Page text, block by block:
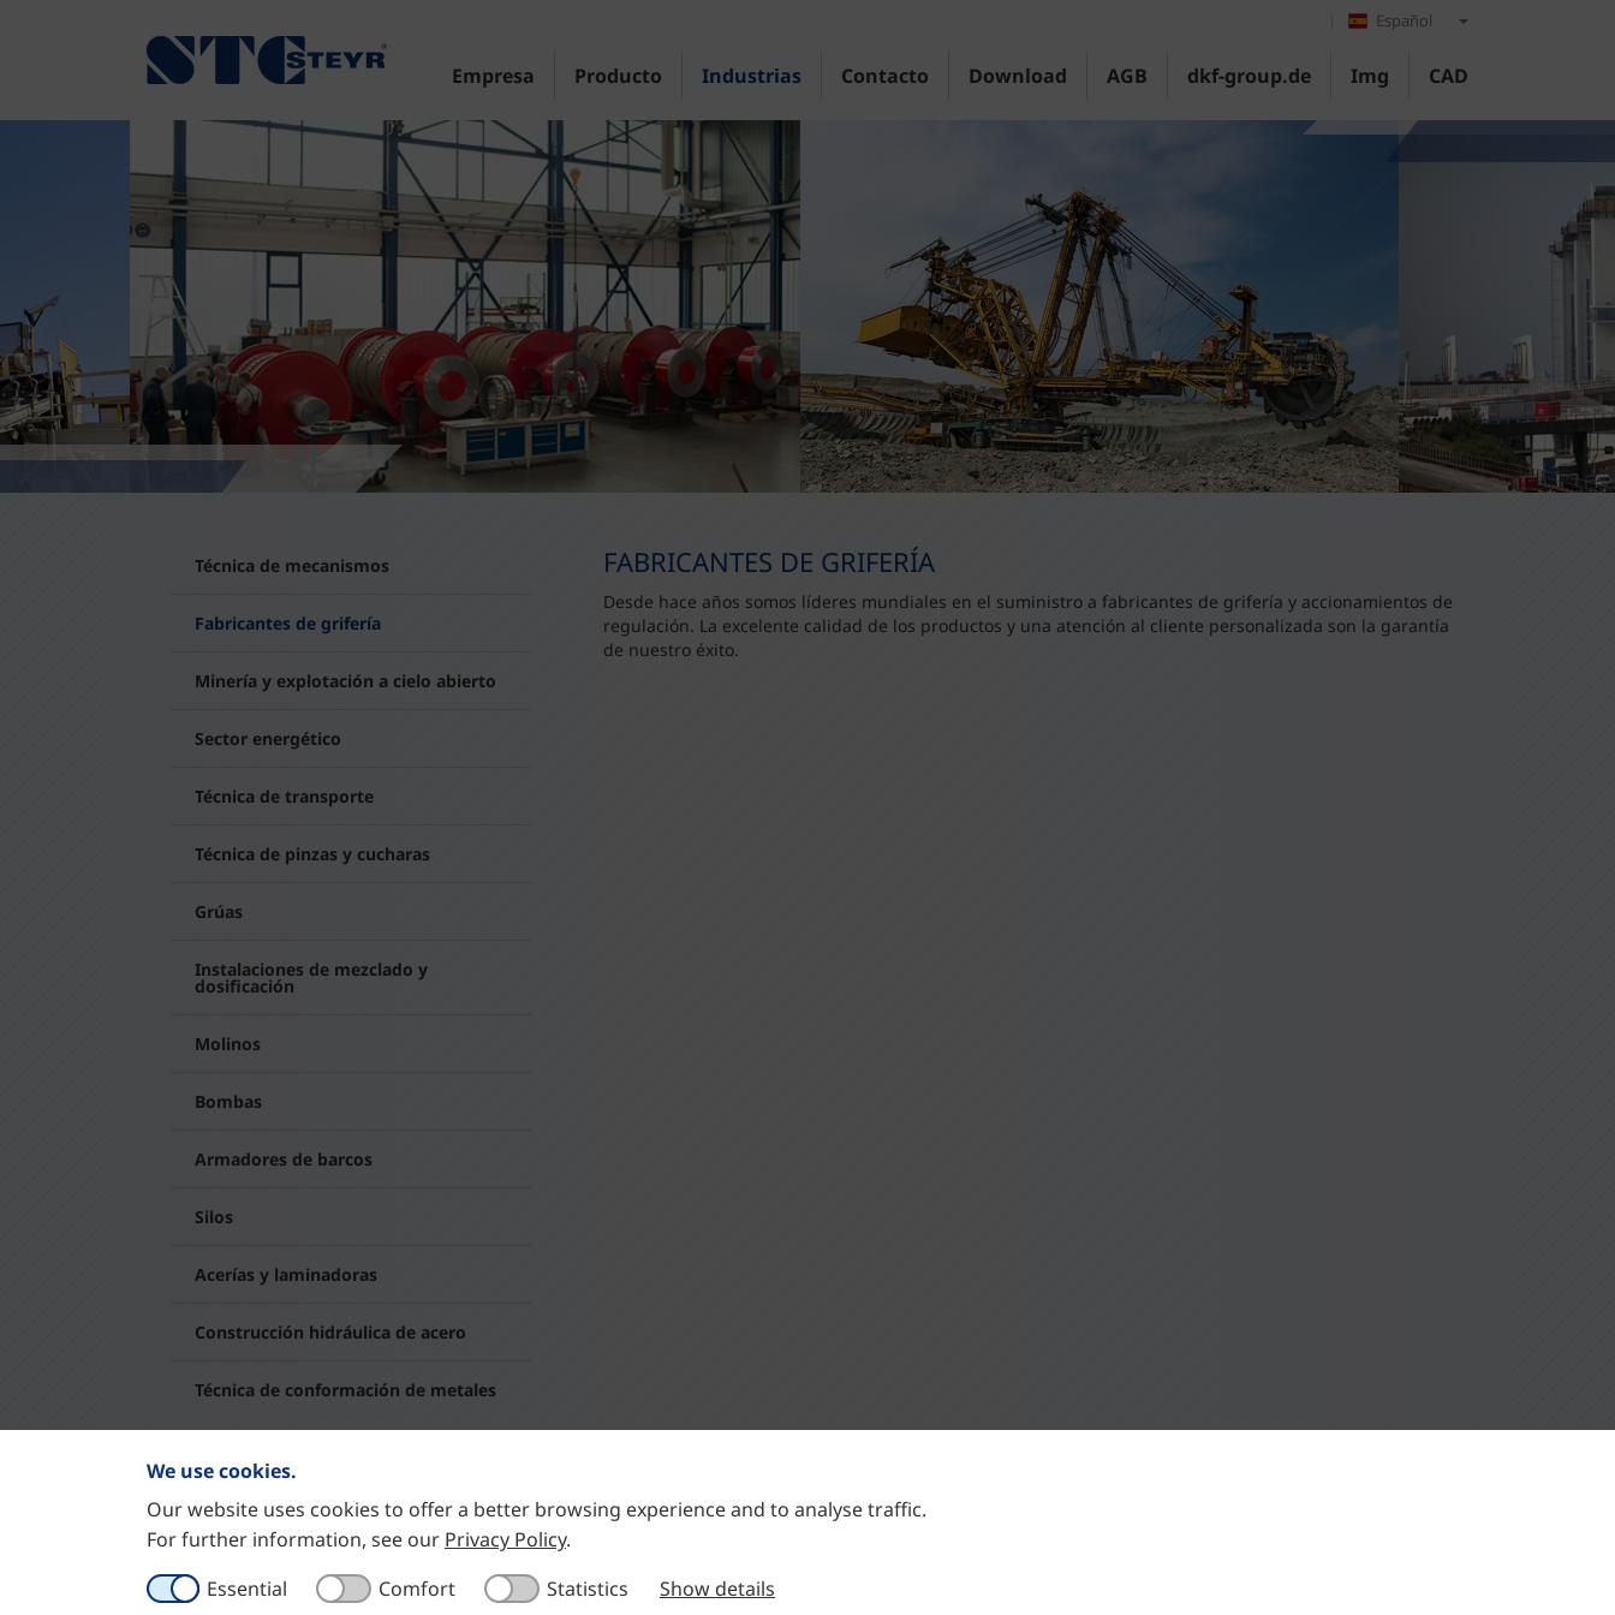
Español
Empresa Producto Industrias Contacto Download AGB dkf-group.de Img CAD
Técnica de mecanismos
Fabricantes de grifería
Minería y explotación a cielo abierto
Sector energético
Técnica de transporte
Técnica de pinzas y cucharas
Grúas
Instalaciones de mezclado y
dosificación
Molinos
Bombas
Armadores de barcos
Silos
Acerías y laminadoras
Construcción hidráulica de acero
Técnica de conformación de metales
FABRICANTES DE GRIFERÍA
Desde hace años somos líderes mundiales en el suministro a fabricantes de grifería y accionamientos de
regulación. La excelente calidad de los productos y una atención al cliente personalizada son la garantía
de nuestro éxito.
Rosenthaler Straße 40/41
10178 Berlin, Germany
+49 (0)30-3450626-26
info@stc-steyr.com
We use cookies.
Our website uses cookies to offer a better browsing experience and to analyse traffic.
For further information, see our Privacy Policy.
Essential
Comfort Statistics Show details